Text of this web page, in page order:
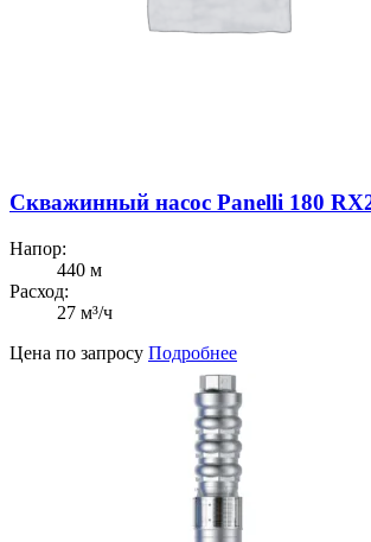
Скважинный насос Panelli 180
Напор:
440 м
Расход:
27 м³/ч
Цена по запросу Подробнее